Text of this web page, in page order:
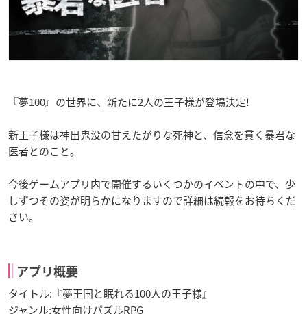
『夢100』の世界に、新たに2人の王子様が登場決定!
新王子様は神出鬼没の甘えたがりな死神と、信念を貫く暴君な
医者とのこと。
今後ゲームアプリ内で開催するいくつかのイベントの中で、少
しずつその姿が明らかになりますので詳細は続報をお待ちくだ
さい。
アプリ概要
タイトル:『夢王国と眠れる100人の王子様』
ジャンル:女性向けパズルRPG